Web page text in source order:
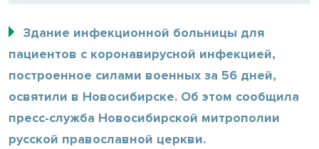
Здание инфекционной больницы для
пациентов с коронавирусной инфекцией,
построенное силами военных за 56 дней,
освятили в Новосибирске. Об этом сообщила
пресс-служба Новосибирской митрополии
русской православной церкви.